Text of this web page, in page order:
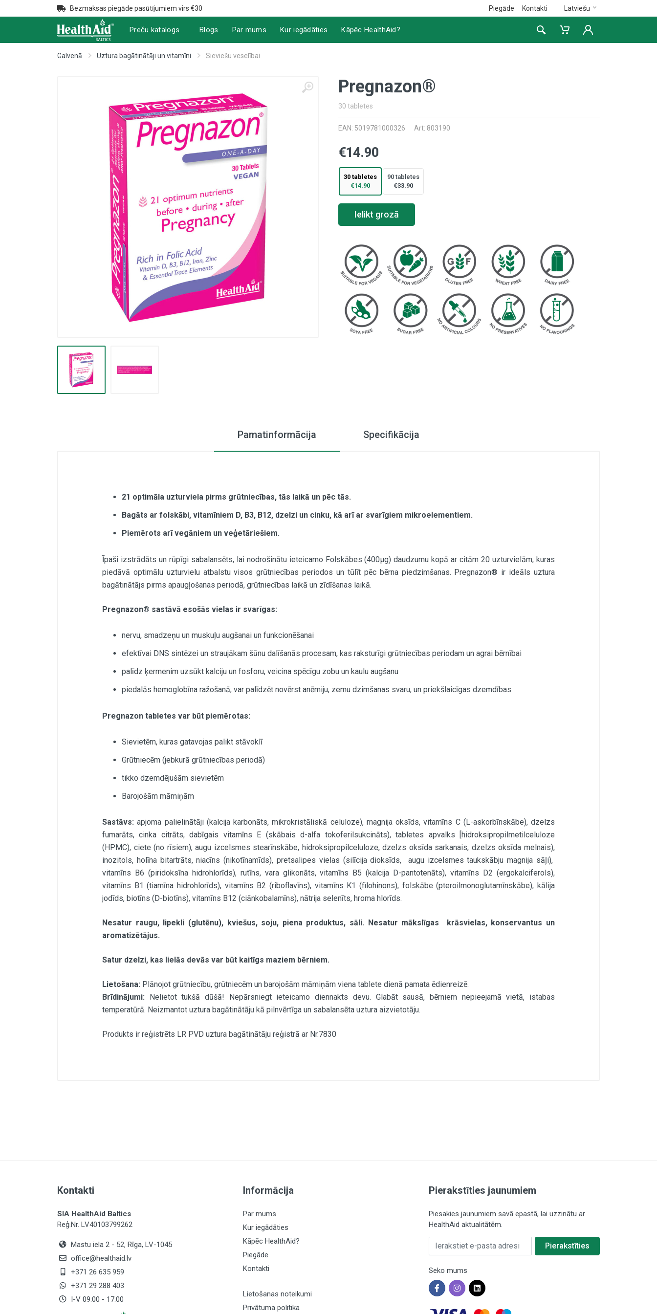
Bezmaksas piegāde pasūtījumiem virs €30 Piegāde Kontakti Latviešu
Preču katalogs Blogs Par mums Kur iegādāties Kāpēc HealthAid?
Galvenā Uztura bagātinātāji un vitamīni Sieviešu veselībai
Pregnazon®
30 tabletes
EAN: 5019781000326 Art: 803190
€14.90
30 tabletes
€14.90
90 tabletes
€33.90
Ielikt grozā
Pamatinformācija Specifikācija
21 optimāla uzturviela pirms grūtniecības, tās laikā un pēc tās.
Bagāts ar folskābi, vitamīniem D, B3, B12, dzelzi un cinku, kā arī ar svarīgiem mikroelementiem.
Piemērots arī vegāniem un veģetāriešiem.
Īpaši izstrādāts un rūpīgi sabalansēts, lai nodrošinātu ieteicamo Folskābes (400µg) daudzumu kopā ar citām 20 uzturvielām, kuras
piedāvā optimālu uzturvielu atbalstu visos grūtniecības periodos un tūlīt pēc bērna piedzimšanas. Pregnazon® ir ideāls uztura
bagātinātājs pirms apaugļošanas periodā, grūtniecības laikā un zīdīšanas laikā.
Pregnazon® sastāvā esošās vielas ir svarīgas:
nervu, smadzeņu un muskuļu augšanai un funkcionēšanai
efektīvai DNS sintēzei un straujākam šūnu dalīšanās procesam, kas raksturīgi grūtniecības periodam un agrai bērnībai
palīdz ķermenim uzsūkt kalciju un fosforu, veicina spēcīgu zobu un kaulu augšanu
piedalās hemoglobīna ražošanā; var palīdzēt novērst anēmiju, zemu dzimšanas svaru, un priekšlaicīgas dzemdības
Pregnazon tabletes var būt piemērotas:
Sievietēm, kuras gatavojas palikt stāvoklī
Grūtniecēm (jebkurā grūtniecības periodā)
tikko dzemdējušām sievietēm
Barojošām māmiņām
Sastāvs:apjoma palielinātāji (kalcija karbonāts, mikrokristāliskā celuloze), magnija oksīds, vitamīns C (L-askorbīnskābe), dzelzs
fumarāts, cinka citrāts, dabīgais vitamīns E (skābais d-alfa tokoferilsukcināts), tabletes apvalks [hidroksipropilmetilceluloze
(HPMC), ciete (no rīsiem), augu izcelsmes stearīnskābe, hidroksipropilceluloze, dzelzs oksīda sarkanais, dzelzs oksīda melnais),
inozitols, holīna bitartrāts, niacīns (nikotīnamīds), pretsalipes vielas (silīcija dioksīds, augu izcelsmes taukskābju magnija sāļi),
vitamīns B6 (piridoksīna hidrohlorīds), rutīns, vara glikonāts, vitamīns B5 (kalcija D-pantotenāts), vitamīns D2 (ergokalciferols),
vitamīns B1 (tiamīna hidrohlorīds), vitamīns B2 (riboflavīns), vitamīns K1 (filohinons), folskābe (pteroilmonoglutamīnskābe), kālija
jodīds, biotīns (D-biotīns), vitamīns B12 (ciānkobalamīns), nātrija selenīts, hroma hlorīds.
Nesatur raugu, lipekli (glutēnu), kviešus, soju, piena produktus, sāli. Nesatur mākslīgas krāsvielas, konservantus un
aromatizētājus.
Satur dzelzi, kas lielās devās var būt kaitīgs maziem bērniem.
Lietošana: Plānojot grūtniecību, grūtniecēm un barojošām māmiņām viena tablete dienā pamata ēdienreizē.
Brīdinājumi:
Nelietot tukšā dūšā! Nepārsniegt ieteicamo diennakts devu. Glabāt sausā, bērniem nepieejamā vietā, istabas
temperatūrā. Neizmantot uztura bagātinātāju kā pilnvērtīga un sabalansēta uztura aizvietotāju.
Produkts ir reģistrēts LR PVD uztura bagātinātāju reģistrā ar Nr.7830
Biotīns
Vitamīns K
Dzelzs
Magnijs
Kontakti
SIA HealthAid Baltics
Reģ.Nr. LV40103799262
Mastu iela 2 - 52, Rīga, LV-1045
office@healthaid.lv
+371 26 635 959
+371 29 288 403
I-V 09:00 - 17:00
Informācija
Par mums
Kur iegādāties
Kāpēc HealthAid?
Piegāde
Kontakti
Lietošanas noteikumi
Privātuma politika
Pierakstīties jaunumiem
Piesakies jaunumiem savā epastā, lai uzzinātu ar
HealthAid aktualitātēm.
Ierakstiet e-pasta adresi Pierakstīties
Seko mums